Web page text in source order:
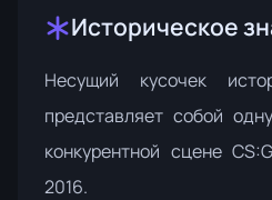
Историческое
Несущий кусочек
представляет собой
конкурентной сцене
2016.